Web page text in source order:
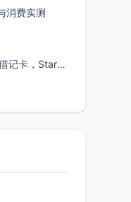
消费实测
全球多币种账户 + 海外实体借记卡，Starryblu开户教程与注意事项